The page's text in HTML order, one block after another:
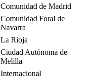
Comunidad de Madrid
Comunidad Foral de
Navarra
La Rioja
Ciudad Autónoma de
Melilla
Internacional